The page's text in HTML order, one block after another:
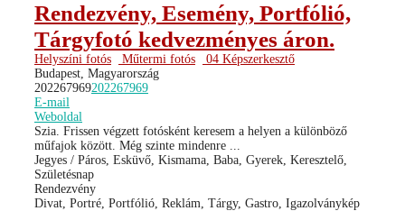
Rendezvény, Esemény, Portfólió,
Tárgyfotó kedvezményes áron.
Helyszíni fotós Műtermi fotós
04 Képszerkesztő
Budapest, Magyarország
202267969202267969
E-mail
Weboldal
Szia. Frissen végzett fotósként keresem a helyen a különböző
műfajok között. Még szinte mindenre ...
Jegyes / Páros, Esküvő, Kismama, Baba, Gyerek, Keresztelő,
Születésnap
Rendezvény
Divat, Portré, Portfólió, Reklám, Tárgy, Gastro, Igazolványkép